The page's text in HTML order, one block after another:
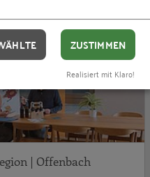
| Offenbach
ZUSTIMMEN
Realisiert mit Klaro!